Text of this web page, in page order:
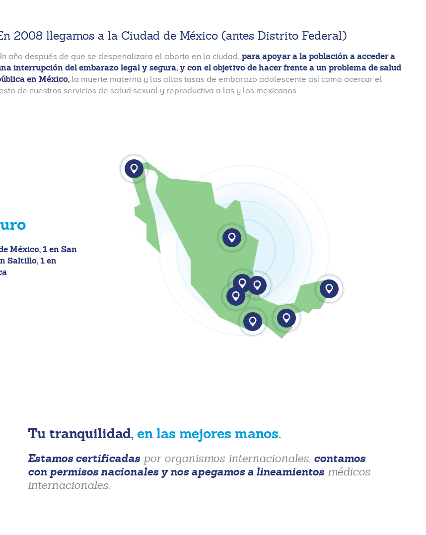
2008 llegamos a la Ciudad de México (antes Distrito Federal)
año después de que se despenalizara el aborto en la ciudad, para apoyar a la población a acceder a
interrupción del embarazo legal y segura, y con el objetivo de hacer frente a un problema de salud
en México,la muerte materna y las altas tasas de embarazo adolescente así como acercar el
de nuestros servicios de salud sexual y reproductiva a las y los mexicanos.
México, 1 en San
Saltillo, 1 en
Tu tranquilidad,en las mejores manos.
Estamos certificadaspor organismos internacionales, contamos
con permisos nacionales y nos apegamos a lineamientosmédicos
internacionales.